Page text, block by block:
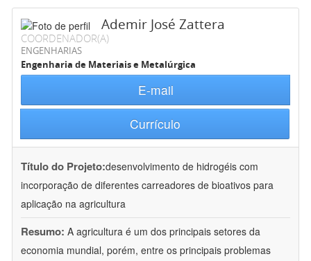
Ademir José Zattera
COORDENADOR(A)
ENGENHARIAS
Engenharia de Materiais e Metalúrgica
E-mail
Currículo
Título do Projeto:desenvolvimento de hidrogéis com
incorporação de diferentes carreadores de bioativos para
aplicação na agricultura
Resumo: A agricultura é um dos principais setores da
economia mundial, porém, entre os principais problemas